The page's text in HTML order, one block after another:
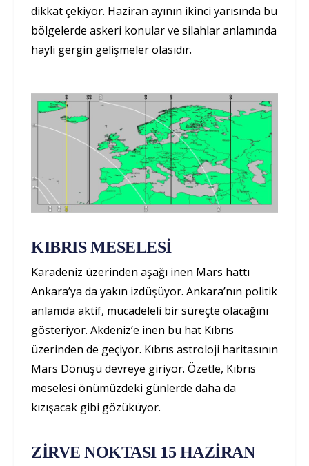
dikkat çekiyor. Haziran ayının ikinci yarısında bu
bölgelerde askeri konular ve silahlar anlamında
hayli gergin gelişmeler olasıdır.
KIBRIS MESELESİ
Karadeniz üzerinden aşağı inen Mars hattı
Ankara’ya da yakın izdüşüyor. Ankara’nın politik
anlamda aktif, mücadeleli bir süreçte olacağını
gösteriyor. Akdeniz’e inen bu hat Kıbrıs
üzerinden de geçiyor. Kıbrıs astroloji haritasının
Mars Dönüşü devreye giriyor. Özetle, Kıbrıs
meselesi önümüzdeki günlerde daha da
kızışacak gibi gözüküyor.
ZİRVE NOKTASI 15 HAZİRAN